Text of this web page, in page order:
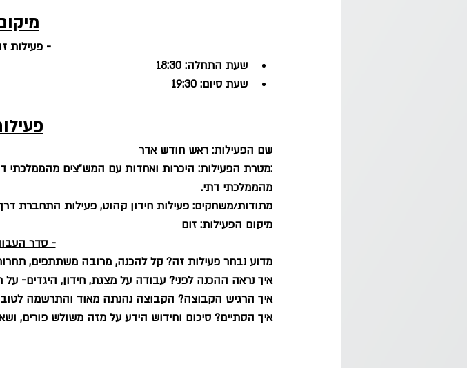
- פעילות
שעת התחלה: 18:30
שעת סיום: 19:30
שם הפעילות: ראש חודש אדר
:מטרת הפעילות: היכרות ואחדות עם המש"צים מהממלכתי
מהממלכתי דתי.
מתודות/משחקים: פעילות חידון קהוט, פעילות התחברת
מיקום הפעילות: זום
- סדר
מדוע נבחר פעילות זה? קל להכנה, מרובה משתתפים,
איך נראה ההכנה לפני? עבודה על מצגת, חידון, היגדים-
איך הרגיש הקבוצה? הקבוצה נהנתה מאוד והתרשמה
איך הסתיים? סיכום וחידוש הידע על מזה משולש פורים,